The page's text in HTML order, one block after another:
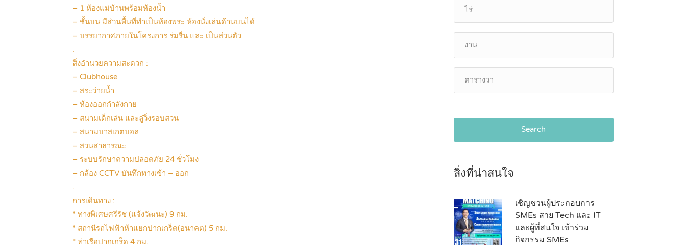
– 1 ห้องแม่บ้านพร้อมห้องน้ำ
– ชั้นบน มีส่วนพื้นที่ทำเป็นห้องพระ ห้องนั่งเล่นด้านบนได้
– บรรยากาศภายในโครงการ ร่มรื่น และ เป็นส่วนตัว
.
สิ่งอำนวยความสะดวก :
– Clubhouse
– สระว่ายน้ำ
– ห้องออกกำลังกาย
– สนามเด็กเล่น และลู่วิ่งรอบสวน
– สนามบาสเกตบอล
– สวนสาธารณะ
– ระบบรักษาความปลอดภัย 24 ชั่วโมง
– กล้อง CCTV บันทึกทางเข้า – ออก
.
การเดินทาง :
* ทางพิเศษศรีรัช (แจ้งวัฒนะ) 9 กม.
* สถานีรถไฟฟ้าห้าแยกปากเกร็ด(อนาคต) 5 กม.
* ท่าเรือปากเกร็ด 4 กม.
Search
สิ่งที่น่าสนใจ
เชิญชวนผู้ประกอบการ
SMEs สาย Tech และ IT
และผู้ที่สนใจ เข้าร่วม
กิจกรรม SMEs